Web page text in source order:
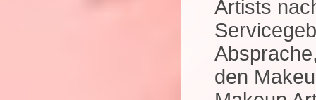
Artists
den